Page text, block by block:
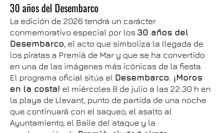
30 años del Desembarco
La edición de 2026 tendrá un carácter
conmemorativo especial por los 30 años del
Desembarco, el acto que simboliza la llegada de
los piratas a Premià de Mar y que se ha convertido
en una de las imágenes más icónicas de la fiesta.
El programa oficial sitúa el Desembarco. ¡Moros
en la costa! el miércoles 8 de julio a las 22:30 h en
la playa de Llevant, punto de partida de una noche
que continuará con el saqueo, el asalto al
Ayuntamiento, el Baile del ataque y la